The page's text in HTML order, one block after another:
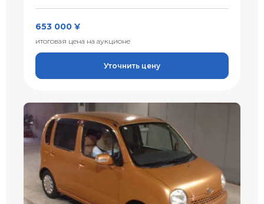
653 000 ¥
итоговая цена на аукционе
Уточнить цену